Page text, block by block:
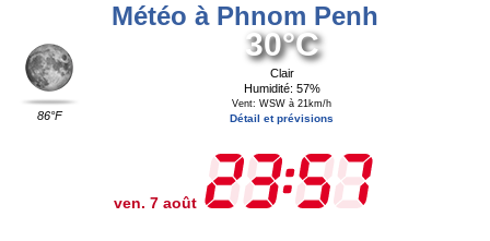
Météo à Phnom Penh
86°F
30°C
Clair
Humidité: 57%
Vent: WSW à 21km/h
Détail et prévisions
ven. 7 août